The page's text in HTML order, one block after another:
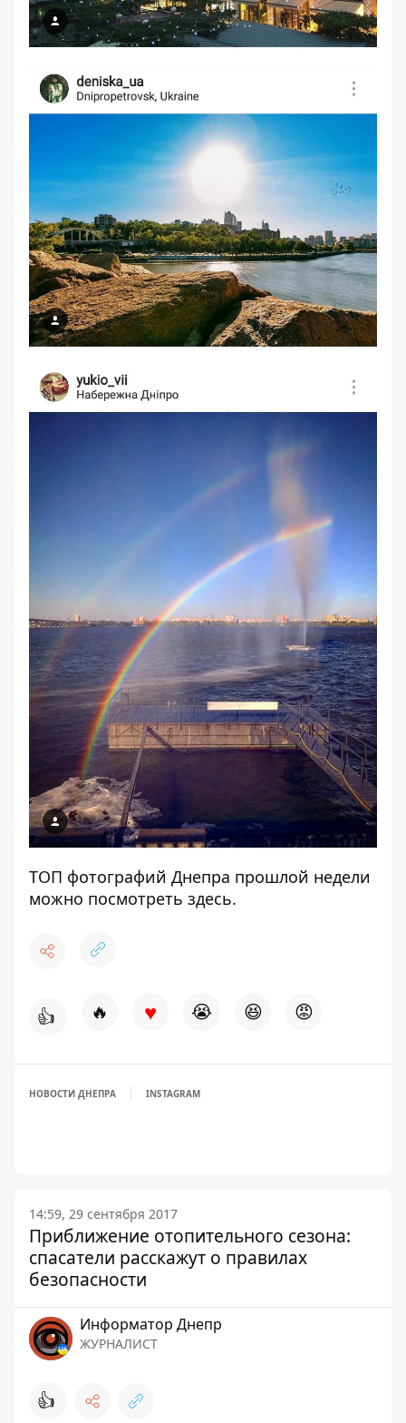
ТОП фотографий Днепра прошлой недели
можно посмотреть здесь.
👍 🔥 ♥ 😭 😆 😡
НОВОСТИ ДНЕПРА INSTAGRAM
14:59, 29 сентября 2017
Приближение отопительного сезона:
спасатели расскажут о правилах
безопасности
Информатор Днепр
ЖУРНАЛИСТ
👍